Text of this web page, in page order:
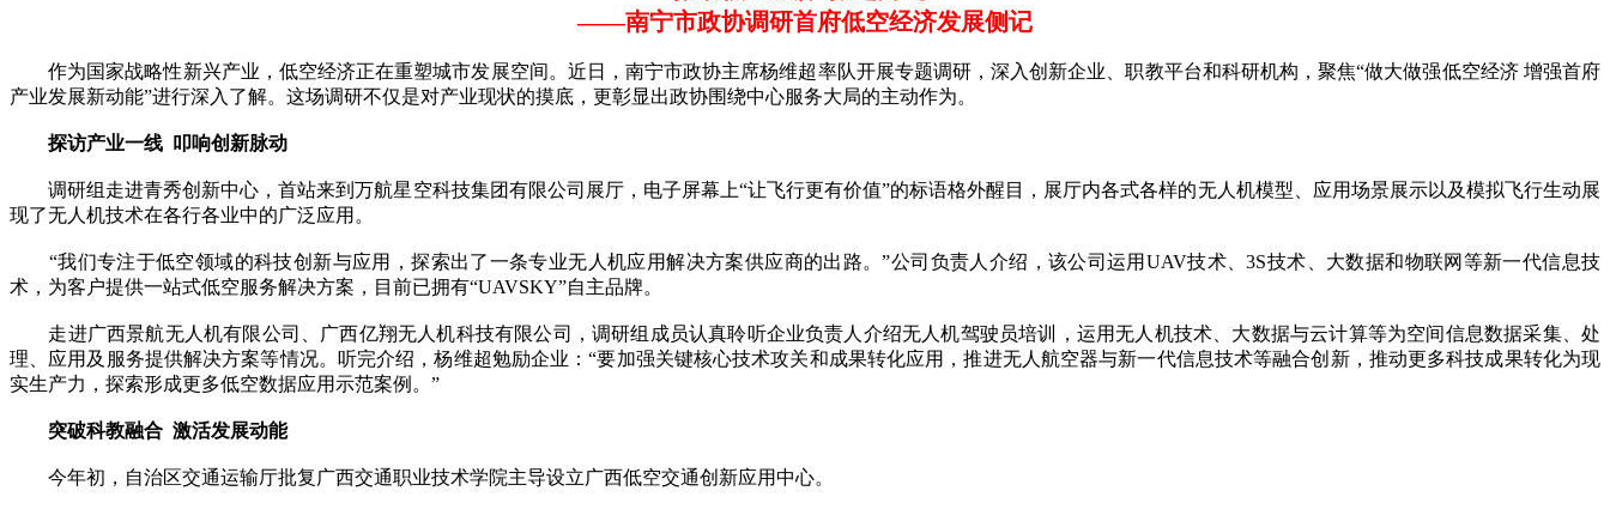
——南宁市政协调研首府低空经济发展侧记
作为国家战略性新兴产业，低空经济正在重塑城市发展空间。近日，南宁市政协主席杨维超率队开展专题调研，深入创新企业、职教平台和科研机构，聚焦“做大做强低空经济 增强首府
产业发展新动能”进行深入了解。这场调研不仅是对产业现状的摸底，更彰显出政协围绕中心服务大局的主动作为。
探访产业一线 叩响创新脉动
调研组走进青秀创新中心，首站来到万航星空科技集团有限公司展厅，电子屏幕上“让飞行更有价值”的标语格外醒目，展厅内各式各样的无人机模型、应用场景展示以及模拟飞行生动展
现了无人机技术在各行各业中的广泛应用。
“我们专注于低空领域的科技创新与应用，探索出了一条专业无人机应用解决方案供应商的出路。”公司负责人介绍，该公司运用UAV技术、3S技术、大数据和物联网等新一代信息技
术，为客户提供一站式低空服务解决方案，目前已拥有“UAVSKY”自主品牌。
走进广西景航无人机有限公司、广西亿翔无人机科技有限公司，调研组成员认真聆听企业负责人介绍无人机驾驶员培训，运用无人机技术、大数据与云计算等为空间信息数据采集、处
理、应用及服务提供解决方案等情况。听完介绍，杨维超勉励企业：“要加强关键核心技术攻关和成果转化应用，推进无人航空器与新一代信息技术等融合创新，推动更多科技成果转化为现
实生产力，探索形成更多低空数据应用示范案例。”
突破科教融合 激活发展动能
今年初，自治区交通运输厅批复广西交通职业技术学院主导设立广西低空交通创新应用中心。